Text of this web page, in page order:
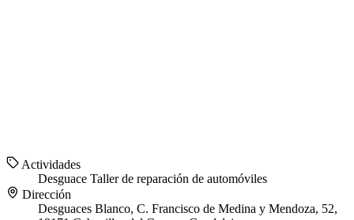
Actividades
Desguace Taller de reparación de automóviles
Dirección
Desguaces Blanco, C. Francisco de Medina y Mendoza, 52,